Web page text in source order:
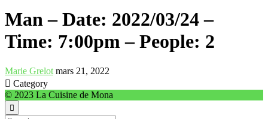
Man – Date: 2022/03/24 –
Time: 7:00pm – People: 2
Marie Grelot mars 21, 2022
 Category
© 2023 La Cuisine de Mona
